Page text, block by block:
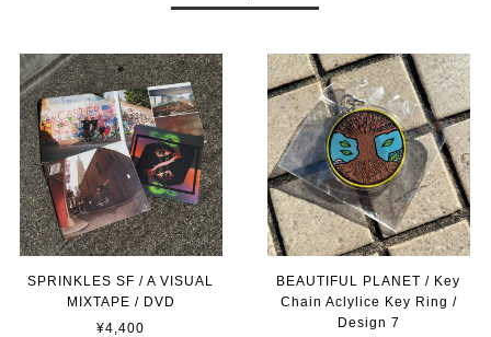
SPRINKLES SF / A VISUAL
MIXTAPE / DVD
¥4,400
BEAUTIFUL PLANET / Key
Chain Aclylice Key Ring /
Design 7